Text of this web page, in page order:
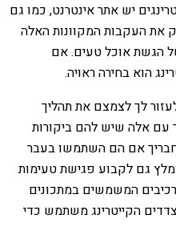
יש אתר אינטרנט, כמו גם
את העקבות המקוונות האלה
הגשת אוכל טעים. אם
הוא בחירה ראויה.
לך לצמצם את תהליך
עם אלה שיש להם ביקורות
אם הם השתמשו בעבר
גם לקבוע פגישת טעימות
המשמשים במתכונים
הקייטרינג משתמש כדי